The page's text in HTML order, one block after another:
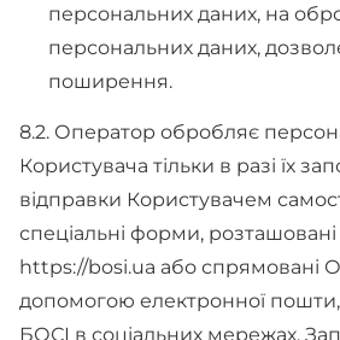
персональних даних, на
персональних даних,
поширення.
8.2. Оператор обробляє
Користувача тільки в разі їх
відправки Користувачем
спеціальні форми, розташовані
https://bosi.ua або спрямовані
допомогою електронної пошти,
БОСІ в соціальних мережах.